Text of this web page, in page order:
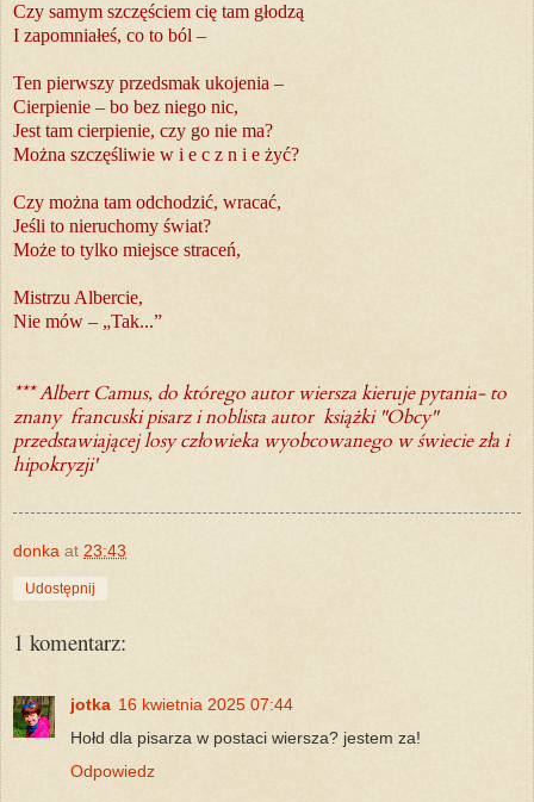
Czy samym szczęściem cię tam głodzą
I zapomniałeś, co to ból –
Ten pierwszy przedsmak ukojenia –
Cierpienie – bo bez niego nic,
Jest tam cierpienie, czy go nie ma?
Można szczęśliwie w i e c z n i e żyć?
Czy można tam odchodzić, wracać,
Jeśli to nieruchomy świat?
Może to tylko miejsce straceń,
Mistrzu Albercie,
Nie mów – „Tak...”
*** Albert Camus, do którego autor wiersza kieruje pytania- to
znany francuski pisarz i noblista autor książki "Obcy"
przedstawiającej losy człowieka wyobcowanego w świecie zła i
hipokryzji'
donka at 23:43
Udostępnij
1 komentarz:
jotka 16 kwietnia 2025 07:44
Hołd dla pisarza w postaci wiersza? jestem za!
Odpowiedz